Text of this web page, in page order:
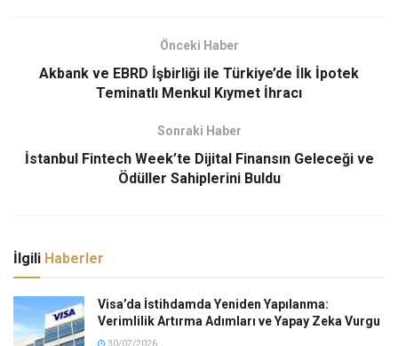
Önceki Haber
Akbank ve EBRD İşbirliği ile Türkiye’de İlk İpotek
Teminatlı Menkul Kıymet İhracı
Sonraki Haber
İstanbul Fintech Week’te Dijital Finansın Geleceği ve
Ödüller Sahiplerini Buldu
İlgili Haberler
Visa’da İstihdamda Yeniden Yapılanma:
Verimlilik Artırma Adımları ve Yapay Zeka Vurgu
30/07/2026